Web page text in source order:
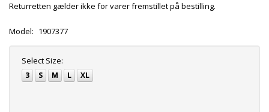
Returretten gælder ikke for varer fremstillet på bestilling.
Model: 1907377
Select Size:
3 S M L XL